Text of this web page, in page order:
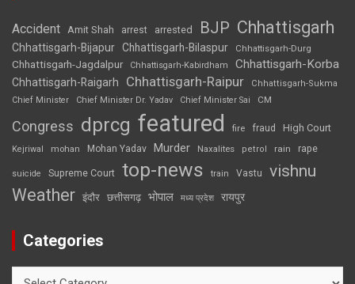
Accident Amit Shah arrest arrested BJP Chhattisgarh
Chhattisgarh-Bijapur Chhattisgarh-Bilaspur Chhattisgarh-Durg
Chhattisgarh-Jagdalpur Chhattisgarh-Kabirdham Chhattisgarh-Korba
Chhattisgarh-Raigarh Chhattisgarh-Raipur
Chhattisgarh-Sukma
Chief Minister
Chief Minister Dr. Yadav Chief Minister Sai CM
Congress dprcg featured fire fraud High Court
Kejriwal mohan Mohan Yadav Murder Naxalites petrol rain rape
suicide Supreme Court top-news train Vastu vishnu
Weather इंदौर छत्तीसगढ़ भोपाल मध्य प्रदेश रायपुर
Categories